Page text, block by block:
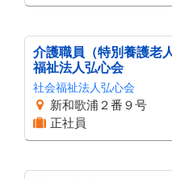
介護職員（特別養護老
福祉法人弘心会
社会福祉法人弘心会
新和歌浦２番９号
正社員